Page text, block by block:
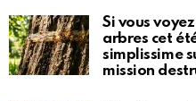
Si vous
arbres cet
simplissime
mission